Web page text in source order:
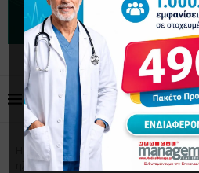
Home Επιστημονικά Άρθρα
ηλικία έναρξης ως δείκτης κινδύνου